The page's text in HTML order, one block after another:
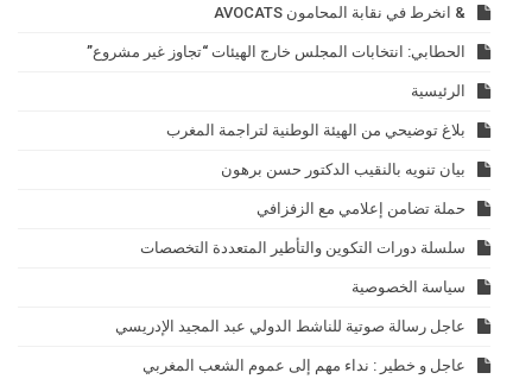
& انخرط في نقابة المحامون AVOCATS
الحطابي: انتخابات المجلس خارج الهيئات “تجاوز غير مشروع”
الرئيسية
بلاغ توضيحي من الهيئة الوطنية لتراجمة المغرب
بيان تنويه بالنقيب الدكتور حسن برهون
حملة تضامن إعلامي مع الزفزافي
سلسلة دورات التكوين والتأطير المتعددة التخصصات
سياسة الخصوصية
عاجل رسالة صوتية للناشط الدولي عبد المجيد الإدريسي
عاجل و خطير : نداء مهم إلى عموم الشعب المغربي